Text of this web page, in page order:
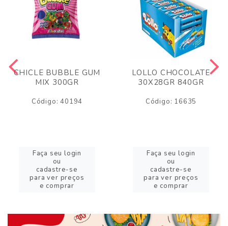
CHICLE BUBBLE GUM
MIX 300GR
Código: 40194
Faça seu login
ou
cadastre-se
para ver preços
e comprar
LOLLO CHOCOLATE
30X28GR 840GR
Código: 16635
Faça seu login
ou
cadastre-se
para ver preços
e comprar